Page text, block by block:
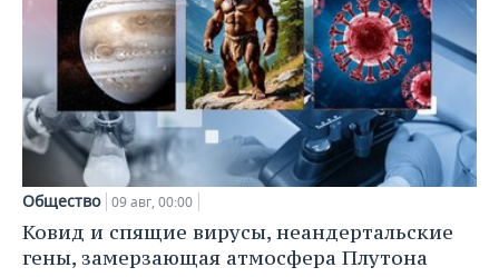
Общество 09 авг, 00:00
Ковид и спящие вирусы, неандертальские
гены, замерзающая атмосфера Плутона